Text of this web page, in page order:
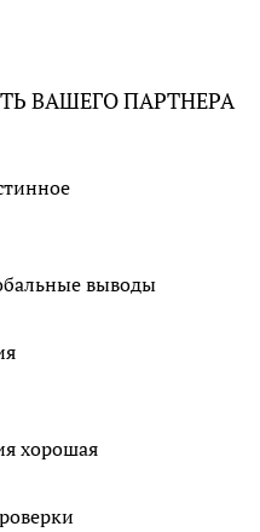
ВАШЕГО ПАРТНЕРА
выводы
хорошая